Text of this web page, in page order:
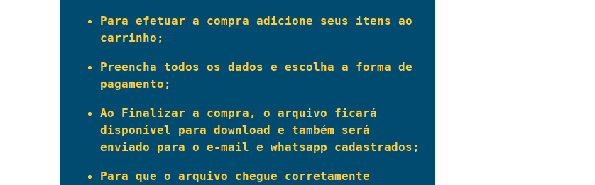
Para efetuar a compra adicione seus itens ao
carrinho;
Preencha todos os dados e escolha a forma de
pagamento;
Ao Finalizar a compra, o arquivo ficará
disponível para download e também será
enviado para o e-mail e whatsapp cadastrados;
Para que o arquivo chegue corretamente